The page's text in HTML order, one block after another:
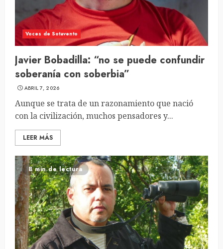
Voces de Sotavento
Javier Bobadilla: “no se puede confundir
soberanía con soberbia”
ABRIL 7, 2026
Aunque se trata de un razonamiento que nació
con la civilización, muchos pensadores y...
LEER MÁS
8 min de lectura